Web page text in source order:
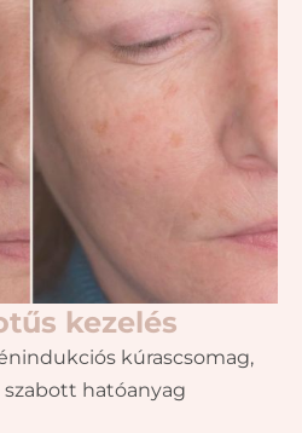
kezelés
kúrascsomag,
szabott hatóanyag